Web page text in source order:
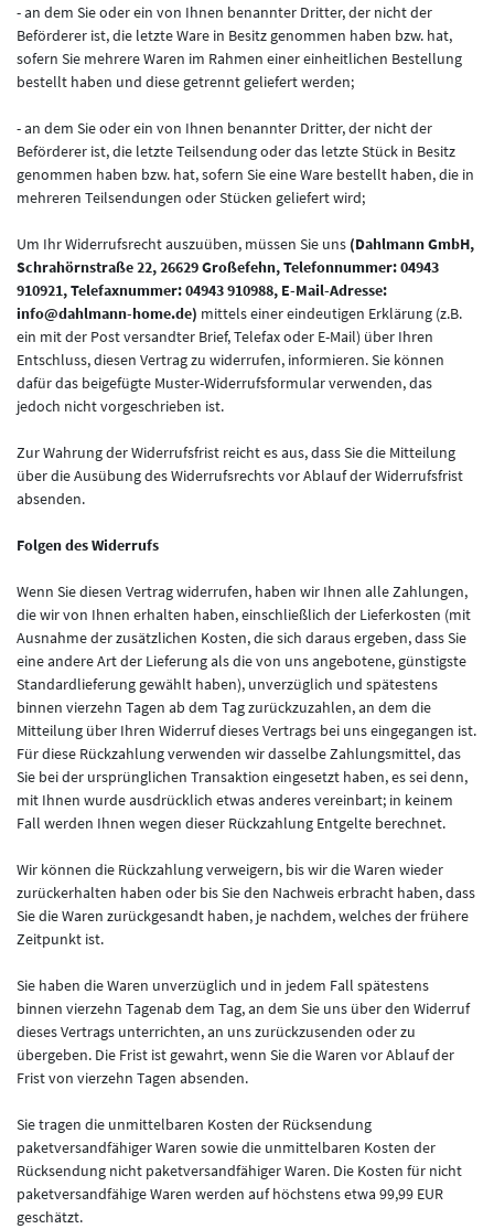
- an dem Sie oder ein von Ihnen benannter Dritter, der nicht der
Beförderer ist, die letzte Ware in Besitz genommen haben bzw. hat,
sofern Sie mehrere Waren im Rahmen einer einheitlichen Bestellung
bestellt haben und diese getrennt geliefert werden;
- an dem Sie oder ein von Ihnen benannter Dritter, der nicht der
Beförderer ist, die letzte Teilsendung oder das letzte Stück in Besitz
genommen haben bzw. hat, sofern Sie eine Ware bestellt haben, die in
mehreren Teilsendungen oder Stücken geliefert wird;
Um Ihr Widerrufsrecht auszuüben, müssen Sie uns (Dahlmann GmbH,
Schrahörnstraße 22, 26629 Großefehn, Telefonnummer: 04943
910921, Telefaxnummer: 04943 910988, E-Mail-Adresse:
info@dahlmann-home.de) mittels einer eindeutigen Erklärung (z.B.
ein mit der Post versandter Brief, Telefax oder E-Mail) über Ihren
Entschluss, diesen Vertrag zu widerrufen, informieren. Sie können
dafür das beigefügte Muster-Widerrufsformular verwenden, das
jedoch nicht vorgeschrieben ist.
Zur Wahrung der Widerrufsfrist reicht es aus, dass Sie die Mitteilung
über die Ausübung des Widerrufsrechts vor Ablauf der Widerrufsfrist
absenden.
Folgen des Widerrufs
Wenn Sie diesen Vertrag widerrufen, haben wir Ihnen alle Zahlungen,
die wir von Ihnen erhalten haben, einschließlich der Lieferkosten (mit
Ausnahme der zusätzlichen Kosten, die sich daraus ergeben, dass Sie
eine andere Art der Lieferung als die von uns angebotene, günstigste
Standardlieferung gewählt haben), unverzüglich und spätestens
binnen vierzehn Tagen ab dem Tag zurückzuzahlen, an dem die
Mitteilung über Ihren Widerruf dieses Vertrags bei uns eingegangen ist.
Für diese Rückzahlung verwenden wir dasselbe Zahlungsmittel, das
Sie bei der ursprünglichen Transaktion eingesetzt haben, es sei denn,
mit Ihnen wurde ausdrücklich etwas anderes vereinbart; in keinem
Fall werden Ihnen wegen dieser Rückzahlung Entgelte berechnet.
Wir können die Rückzahlung verweigern, bis wir die Waren wieder
zurückerhalten haben oder bis Sie den Nachweis erbracht haben, dass
Sie die Waren zurückgesandt haben, je nachdem, welches der frühere
Zeitpunkt ist.
Sie haben die Waren unverzüglich und in jedem Fall spätestens
binnen vierzehn Tagenab dem Tag, an dem Sie uns über den Widerruf
dieses Vertrags unterrichten, an unszurückzusenden oder zu
übergeben. Die Frist ist gewahrt, wenn Sie die Waren vor Ablauf der
Frist von vierzehn Tagen absenden.
Sie tragen die unmittelbaren Kosten der Rücksendung
paketversandfähiger Waren sowie die unmittelbaren Kosten der
Rücksendung nicht paketversandfähiger Waren. Die Kosten für nicht
paketversandfähige Waren werden auf höchstens etwa 99,99 EUR
geschätzt.